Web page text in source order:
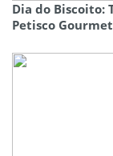
Dia do Biscoito:
Petisco Gourmet